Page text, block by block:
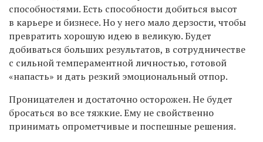
способностями. Есть способности добиться высот
в карьере и бизнесе. Но у него мало дерзости, чтобы
превратить хорошую идею в великую. Будет
добиваться больших результатов, в сотрудничестве
с сильной темпераментной личностью, готовой
«напасть» и дать резкий эмоциональный отпор.
Проницателен и достаточно осторожен. Не будет
бросаться во все тяжкие. Ему не свойственно
принимать опрометчивые и поспешные решения.